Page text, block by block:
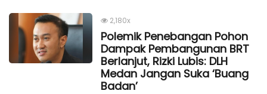
2,180x
Polemik Penebangan Pohon
Dampak Pembangunan BRT
Berlanjut, Rizki Lubis: DLH
Medan Jangan Suka ‘Buang
Badan’